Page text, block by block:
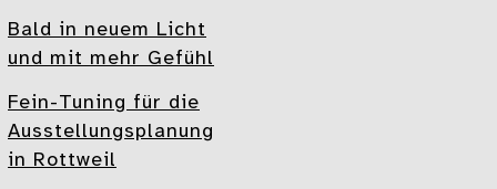
Bald in neuem Licht
und mit mehr Gefühl
Fein-Tuning für die
Ausstellungsplanung
in Rottweil